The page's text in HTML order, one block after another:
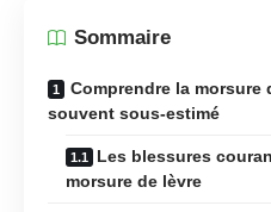
Sommaire
Comprendre la morsure
souvent sous-estimé
Les blessures
morsure de lèvre